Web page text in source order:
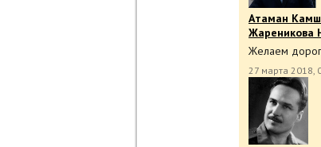
Атаман
Жареникова
Желаем
27 марта 2018,